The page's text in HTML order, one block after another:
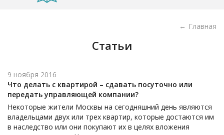
Главная
Статьи
9 ноября 2016
Что делать с квартирой – сдавать посуточно или
передать управляющей компании?
Некоторые жители Москвы на сегодняшний день являются
владельцами двух или трех квартир, которые достаются им
в наследство или они покупают их в целях вложения